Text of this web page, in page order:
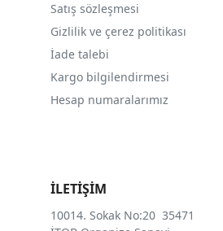
Satış sözleşmesi
Gizlilik ve çerez politikası
İade talebi
Kargo bilgilendirmesi
Hesap numaralarımız
İLETİŞİM
10014. Sokak No:20 35471